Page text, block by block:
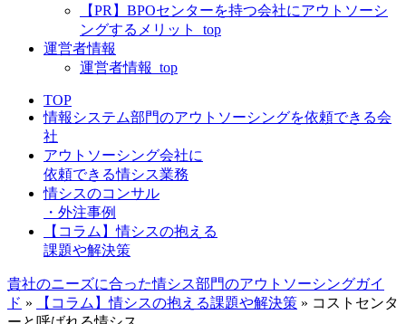
【PR】BPOセンターを持つ会社にアウトソーシ
ングするメリット_top
運営者情報
運営者情報_top
TOP
情報システム部門のアウトソーシングを依頼できる会
社
アウトソーシング会社に
依頼できる情シス業務
情シスのコンサル
・外注事例
【コラム】情シスの抱える
課題や解決策
貴社のニーズに合った情シス部門のアウトソーシングガイ
ド » 【コラム】情シスの抱える課題や解決策 » コストセンタ